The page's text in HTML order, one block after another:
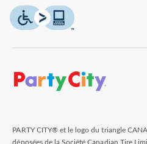
PARTY CITY® et le logo du triangle
déposées de la Société Canadian Tire